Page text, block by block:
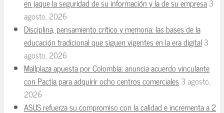
en jaque la seguridad de su información y la de su empresa3
agosto, 2026
Disciplina, pensamiento crítico y memoria: las bases de la
educación tradicional que siguen vigentes en la era digital 3
agosto, 2026
Mallplaza apuesta por Colombia: anuncia acuerdo vinculante
con Pactia para adquirir ocho centros comerciales3 agosto,
2026
ASUS refuerza su compromiso con la calidad e incrementa a 2